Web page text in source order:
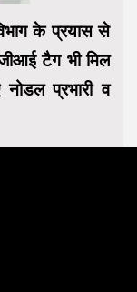
के प्रयास से
टैग भी मिल
प्रभारी व